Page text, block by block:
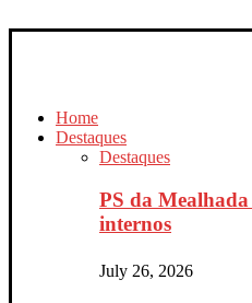
Home
Destaques
Destaques
PS da Mealhada
internos
July 26, 2026